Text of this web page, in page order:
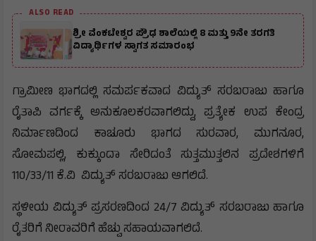
ALSO READ
ಶ್ರೀ ವೆಂಕಟೇಶ್ವರ ಪ್ರೌಢ ಶಾಲೆಯಲ್ಲಿ 8 ಮತ್ತು 9ನೇ ತರಗತಿ
ವಿದ್ಯಾರ್ಥಿಗಳ ಸ್ವಾಗತ ಸಮಾರಂಭ
ಗ್ರಾಮೀಣ ಭಾಗದಲ್ಲಿ ಸಮರ್ಪಕವಾದ ವಿದ್ಯುತ್ ಸರಬರಾಜು ಹಾಗೂ
ರೈತಾಪಿ ವರ್ಗಕ್ಕೆ ಅನುಕೂಲಕರವಾಗಲಿದ್ದು, ಪ್ರತ್ಯೇಕ ಉಪ ಕೇಂದ್ರ
ನಿರ್ಮಾಣದಿಂದ ಕಾಚೂರು ಭಾಗದ ಸುರವಾರ, ಮುಗನೂರ,
ಸೋಮಪಲ್ಲಿ, ಕುಕ್ಕುಂದಾ ಸೇರಿದಂತೆ ಸುತ್ತಮುತ್ತಲಿನ ಪ್ರದೇಶಗಳಿಗೆ
110/33/11 ಕೆ.ವಿ ವಿದ್ಯುತ್ ಸರಬರಾಜು ಆಗಲಿದೆ.
ಸ್ಥಳೀಯ ವಿದ್ಯುತ್ ಪ್ರಸರಣದಿಂದ 24/7 ವಿದ್ಯುತ್ ಸರಬರಾಜು ಹಾಗೂ
ರೈತರಿಗೆ ನೀರಾವರಿಗೆ ಹೆಚ್ವು ಸಹಾಯವಾಗಲಿದೆ.